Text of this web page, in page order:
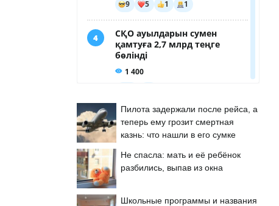
Пилота задержали после рейса, а
теперь ему грозит смертная
казнь: что нашли в его сумке
Не спасла: мать и её ребёнок
разбились, выпав из окна
Школьные программы и названия